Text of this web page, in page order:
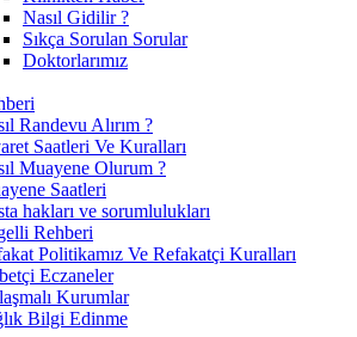
Nasıl Gidilir ?
Sıkça Sorulan Sorular
Doktorlarımız
Randevu Alırım ?
Saatleri Ve Kuralları
Muayene Olurum ?
Saatleri
hakları ve sorumlulukları
Rehberi
Politikamız Ve Refakatçi Kuralları
Eczaneler
Kurumlar
Bilgi Edinme